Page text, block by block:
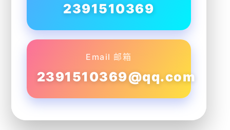
2391510369
Email 邮箱
2391510369@qq.com